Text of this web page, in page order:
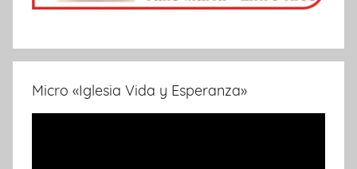
Micro «Iglesia Vida y Esperanza»